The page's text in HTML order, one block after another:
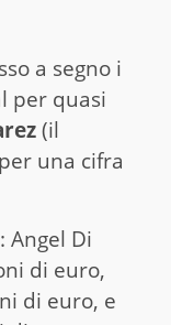
a segno i
per quasi
(il
una cifra
Angel Di
di euro,
di euro, e